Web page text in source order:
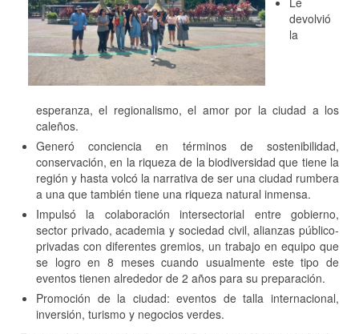
devolvió
la
esperanza, el regionalismo, el amor por la ciudad a los
caleños.
Generó conciencia en términos de sostenibilidad,
conservación, en la riqueza de la biodiversidad que tiene la
región y hasta volcó la narrativa de ser una ciudad rumbera
a una que también tiene una riqueza natural inmensa.
Impulsó la colaboración intersectorial entre gobierno,
sector privado, academia y sociedad civil, alianzas público-
privadas con diferentes gremios, un trabajo en equipo que
se logro en 8 meses cuando usualmente este tipo de
eventos tienen alrededor de 2 años para su preparación.
Promoción de la ciudad: eventos de talla internacional,
inversión, turismo y negocios verdes.